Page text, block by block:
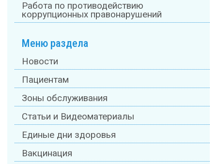
Работа по противодействию
коррупционных правонарушений
Меню раздела
Новости
Пациентам
Зоны обслуживания
Статьи и Видеоматериалы
Единые дни здоровья
Вакцинация